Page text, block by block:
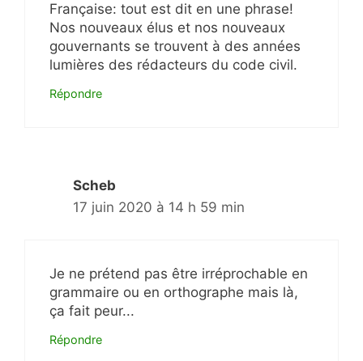
Française: tout est dit en une phrase!
Nos nouveaux élus et nos nouveaux
gouvernants se trouvent à des années
lumières des rédacteurs du code civil.
Répondre
Scheb
17 juin 2020 à 14 h 59 min
Je ne prétend pas être irréprochable en
grammaire ou en orthographe mais là,
ça fait peur...
Répondre